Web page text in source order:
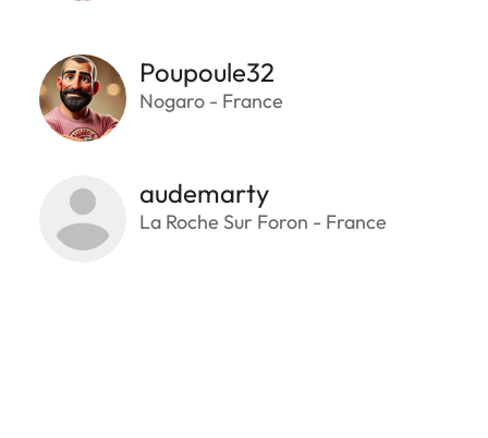
Poupoule32
Nogaro - France
audemarty
La Roche Sur Foron - France